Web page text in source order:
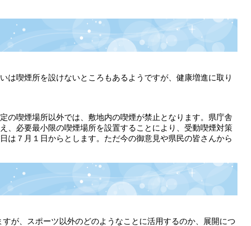
喫煙所を設けないところもあるようですが、健康増進に取り
喫煙場所以外では、敷地内の喫煙が禁止となります。県庁舎
、必要最小限の喫煙場所を設置することにより、受動喫煙対策
は７月１日からとします。ただ今の御意見や県民の皆さんから
が、スポーツ以外のどのようなことに活用するのか、展開につ